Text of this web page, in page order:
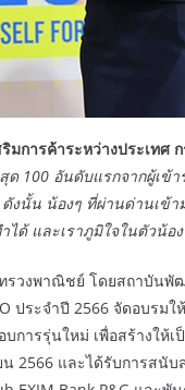
มการค้าระหว่างประเทศ
100 อันดับแรกจากผู้เข้
งนั้น น้องๆ ที่ผ่านด่านเข้
ด้ และเราภูมิใจในตัวน้อง
รวงพาณิชย์ โดยสถาบัน
ประจำปี 2566 จัดอบร
การรุ่นใหม่ เพื่อสร้างใ
2566 และได้รับการสนั